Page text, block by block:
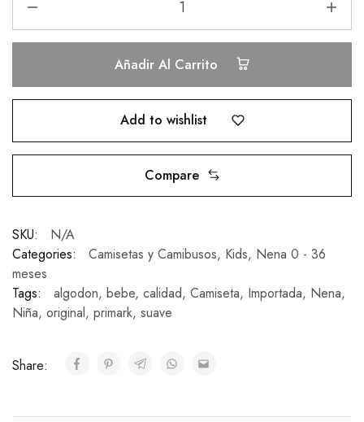
Añadir Al Carrito
Add to wishlist
Compare
SKU:
N/A
Categories:
Camisetas y Camibusos, Kids, Nena 0 - 36
meses
Tags:
algodon, bebe, calidad, Camiseta, Importada, Nena,
Niña, original, primark, suave
Share: